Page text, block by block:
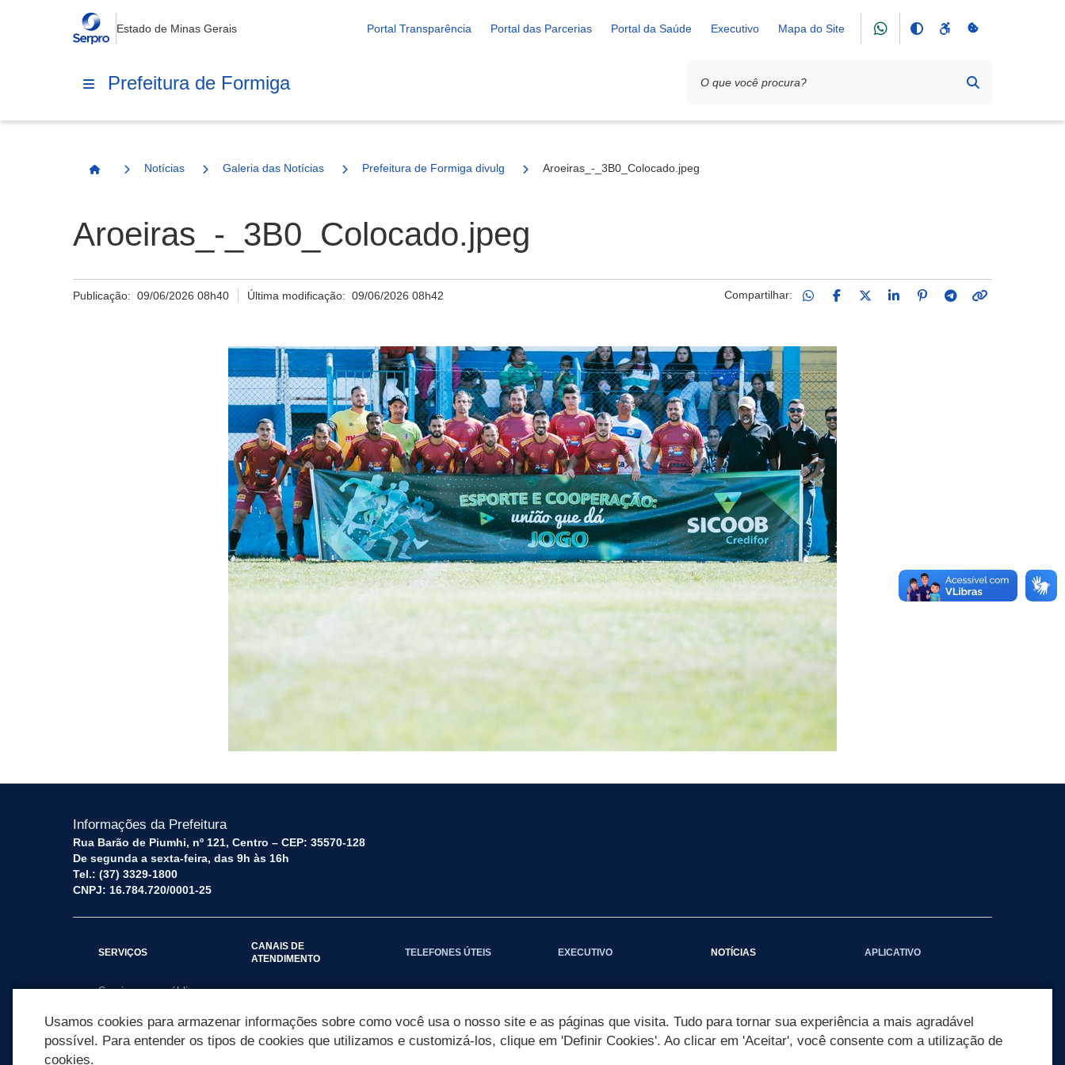
Estado de Minas Gerais Portal Transparência Portal das Parcerias Portal da Saúde Executivo Mapa do Site
Prefeitura de Formiga
Página Inicial
Notícias Galeria das Notícias Prefeitura de Formiga divulga resultado da grande final do Ruralzão Sicoob Credifor 2026
Aroeiras_-_3B0_Colocado.jpeg
Aroeiras_-_3B0_Colocado.jpeg
Publicação: 09/06/2026 08h40 Última modificação:09/06/2026 08h42 Compartilhar:
Informações da Prefeitura
Rua Barão de Piumhi, nº 121, Centro – CEP: 35570-128
De segunda a sexta-feira, das 9h às 16h
Tel.: (37) 3329-1800
CNPJ: 16.784.720/0001-25
SERVIÇOS
Serviços por público
CANAIS DE
ATENDIMENTO
TELEFONES ÚTEIS EXECUTIVO NOTÍCIAS APLICATIVO
Usamos cookies para armazenar informações sobre como você usa o nosso site e as páginas que visita. Tudo para tornar sua experiência a mais agradável
possível. Para entender os tipos de cookies que utilizamos e customizá-los, clique em 'Definir Cookies'. Ao clicar em 'Aceitar', você consente com a utilização de
cookies.